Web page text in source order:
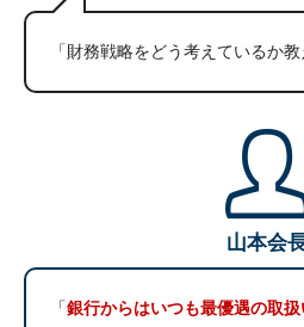
「財務戦略をどう考えているか教
山本会
「銀行からはいつも最優遇の取